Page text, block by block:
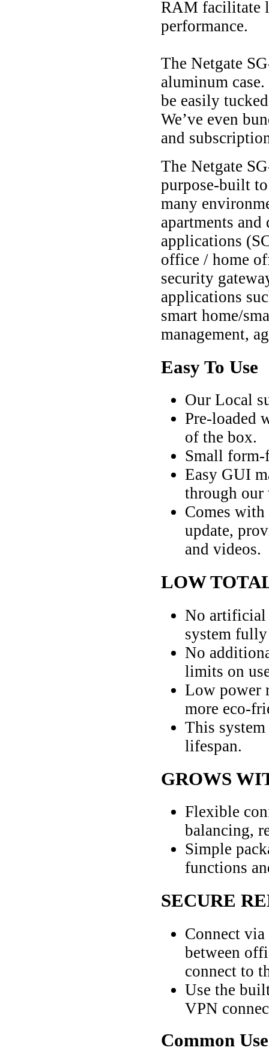
RAM facilitate
performance.
The Netgate
aluminum
be easily
We’ve even
and
The Netgate
purpose-built
many
apartments
applications
office / home
security
applications
smart home/
management,
Easy To Use
Our Local
Pre-loaded
of the box.
Small form-
Easy GUI
through our
Comes
update,
and videos.
LOW
No artificial
system
No
limits on
Low power
more eco-
This
lifespan.
GROWS
Flexible
balancing,
Simple
functions
SECURE
Connect
between
connect to
Use the
VPN
Common